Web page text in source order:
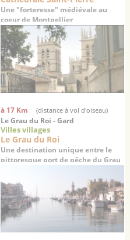
Une "forteresse" médiévale au
coeur de Montpellier
à 17 Km (distance à vol d'oiseau)
Le Grau du Roi - Gard
Villes villages
Le Grau du Roi
Une destination unique entre le
pittoresque port de pêche du Grau
balnéaire de Port Camargue